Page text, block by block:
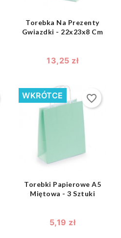
Torebka Na Prezenty
Gwiazdki - 22x23x8 Cm
13,25 zł
shopping_bag
Torebki Papierowe A5
Miętowa - 3 Sztuki
5,19 zł
WKRÓTCE favorite_border